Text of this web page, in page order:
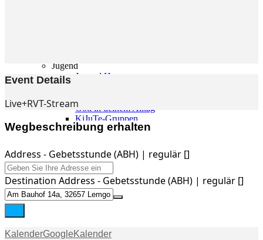
Jugend
Jugend Home
Gott in deinem Alltag
KiJuTe-Gruppen
Freizeiten 2026
Junge Erwachsene
Junge Erwachsene
Gemeinde Hameln
MBG Hameln
Event Details
Live+RVT-Stream
Wegbeschreibung erhalten
Address - Gebetsstunde (ABH) | regulär []
Destination Address - Gebetsstunde (ABH) | regulär []
KalenderGoogleKalender